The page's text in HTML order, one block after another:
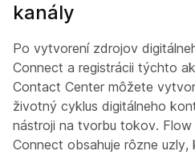
kanály
Po vytvorení zdrojov
Connect a registrácii týchto
Contact Center môžete
životný cyklus digitálneho
nástroji na tvorbu tokov. Flow
Connect obsahuje rôzne uzly,